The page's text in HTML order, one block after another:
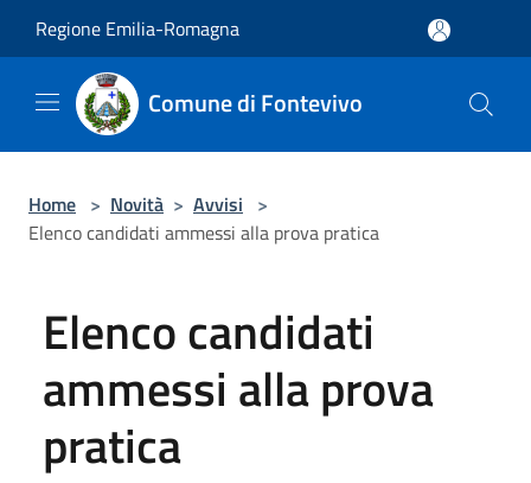
Regione Emilia-Romagna
Comune di Fontevivo
Home > Novità > Avvisi >
Elenco candidati ammessi alla prova pratica
Elenco candidati
ammessi alla prova
pratica